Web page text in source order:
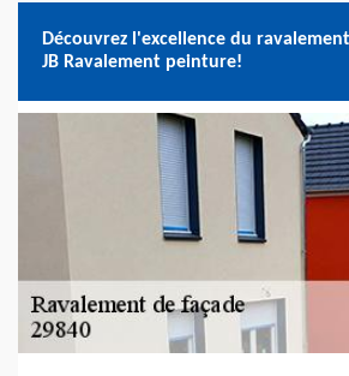
Découvrez l'excellence du
JB Ravalement peinture!